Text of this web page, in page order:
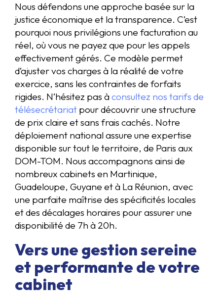
Nous défendons une approche basée sur la
justice économique et la transparence. C’est
pourquoi nous privilégions une facturation au
réel, où vous ne payez que pour les appels
effectivement gérés. Ce modèle permet
d’ajuster vos charges à la réalité de votre
exercice, sans les contraintes de forfaits
rigides. N’hésitez pas àconsultez nos tarifs de
télésecrétariat pour découvrir une structure
de prix claire et sans frais cachés. Notre
déploiement national assure une expertise
disponible sur tout le territoire, de Paris aux
DOM-TOM. Nous accompagnons ainsi de
nombreux cabinets en Martinique,
Guadeloupe, Guyane et à La Réunion, avec
une parfaite maîtrise des spécificités locales
et des décalages horaires pour assurer une
disponibilité de 7h à 20h.
Vers une gestion sereine
et performante de votre
cabinet